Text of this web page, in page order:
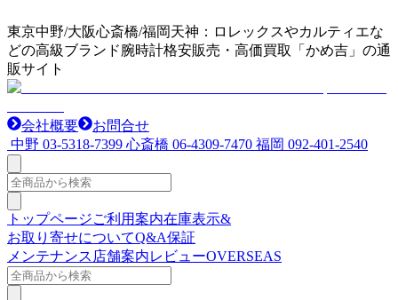
東京中野/大阪心斎橋/福岡天神：ロレックスやカルティエな
どの高級ブランド腕時計格安販売・高価買取「かめ吉」の通
販サイト
会社概要
お問合せ
中野 03-5318-7399 心斎橋 06-4309-7470 福岡 092-401-2540
トップページご利用案内在庫表示&
お取り寄せについてQ&A保証
メンテナンス 店舗案内レビューOVERSEAS